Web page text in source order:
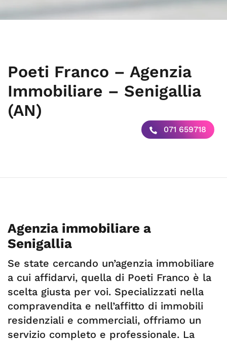
Poeti Franco – Agenzia
Immobiliare – Senigallia
(AN)
071 659718
Agenzia immobiliare a
Senigallia
Se state cercando un’agenzia immobiliare
a cui affidarvi, quella di Poeti Franco è la
scelta giusta per voi. Specializzati nella
compravendita e nell’affitto di immobili
residenziali e commerciali, offriamo un
servizio completo e professionale. La